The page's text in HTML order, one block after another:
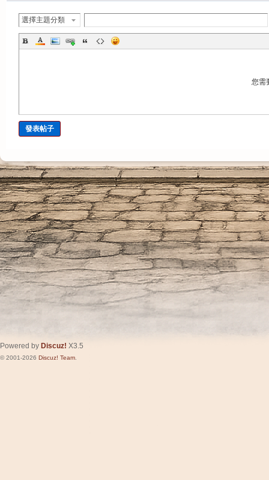
選擇主題分類
您需
發表帖子
Powered by Discuz! X3.5
© 2001-2026 Discuz! Team